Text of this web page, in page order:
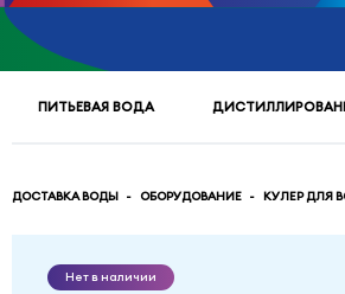
service@truewater.ru
Московская
н,
Мытищи,
ПИТЬЕВАЯ ВОДА
ДОСТАВКА ВОДЫ ОБОРУДОВАНИЕ КУЛЕР ДЛЯ
Нет в наличии